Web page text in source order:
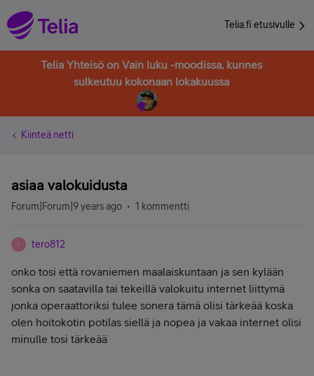
Telia.fi etusivulle
Telia Yhteisö on Vain luku -moodissa, kunnes
sulkeutuu kokonaan lokakuussa
Kiinteä netti
asiaa valokuidusta
Forum|Forum|9 years ago 1 kommentti
T tero812
onko tosi että rovaniemen maalaiskuntaan ja sen kylään
sonka on saatavilla tai tekeillä valokuitu internet liittymä
jonka operaattoriksi tulee sonera tämä olisi tärkeää koska
olen hoitokotin potilas siellä ja nopea ja vakaa internet olisi
minulle tosi tärkeää